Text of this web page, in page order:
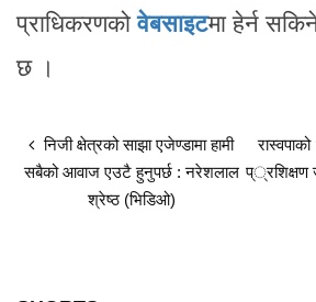
प्राधिकरणकोवेबसाइटमा हेर्न
छ ।
निजी क्षेत्रको साझा एजेण्डामा हामी
सबैको आवाज एउटै हुनुपर्छ : नरेशलाल
श्रेष्ठ (भिडिओ)
प्रशिक्षण